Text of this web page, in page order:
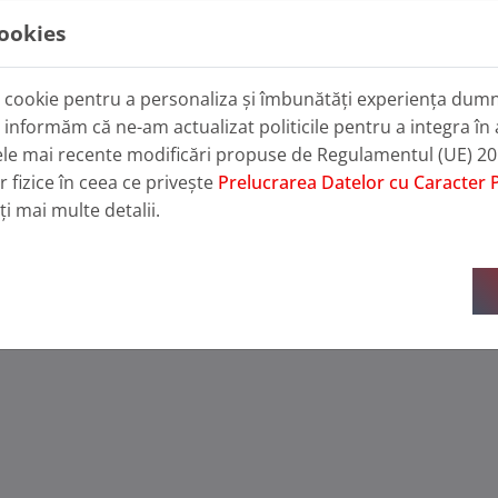
în hidroizolații
în timp
la detalii
dedicată
cu atenție la durabilitate, eficiență și siguranță,
meteo.
și vezi cum putem proteja și construcția ta.
pentru a personaliza și îmbunătăți experiența
că ne-am actualizat politicile pentru a integra în
mai recente modificări propuse de Regulamentul (UE)
în ceea ce privește Prelucrarea Datelor cu Caracter
mai multe detalii.